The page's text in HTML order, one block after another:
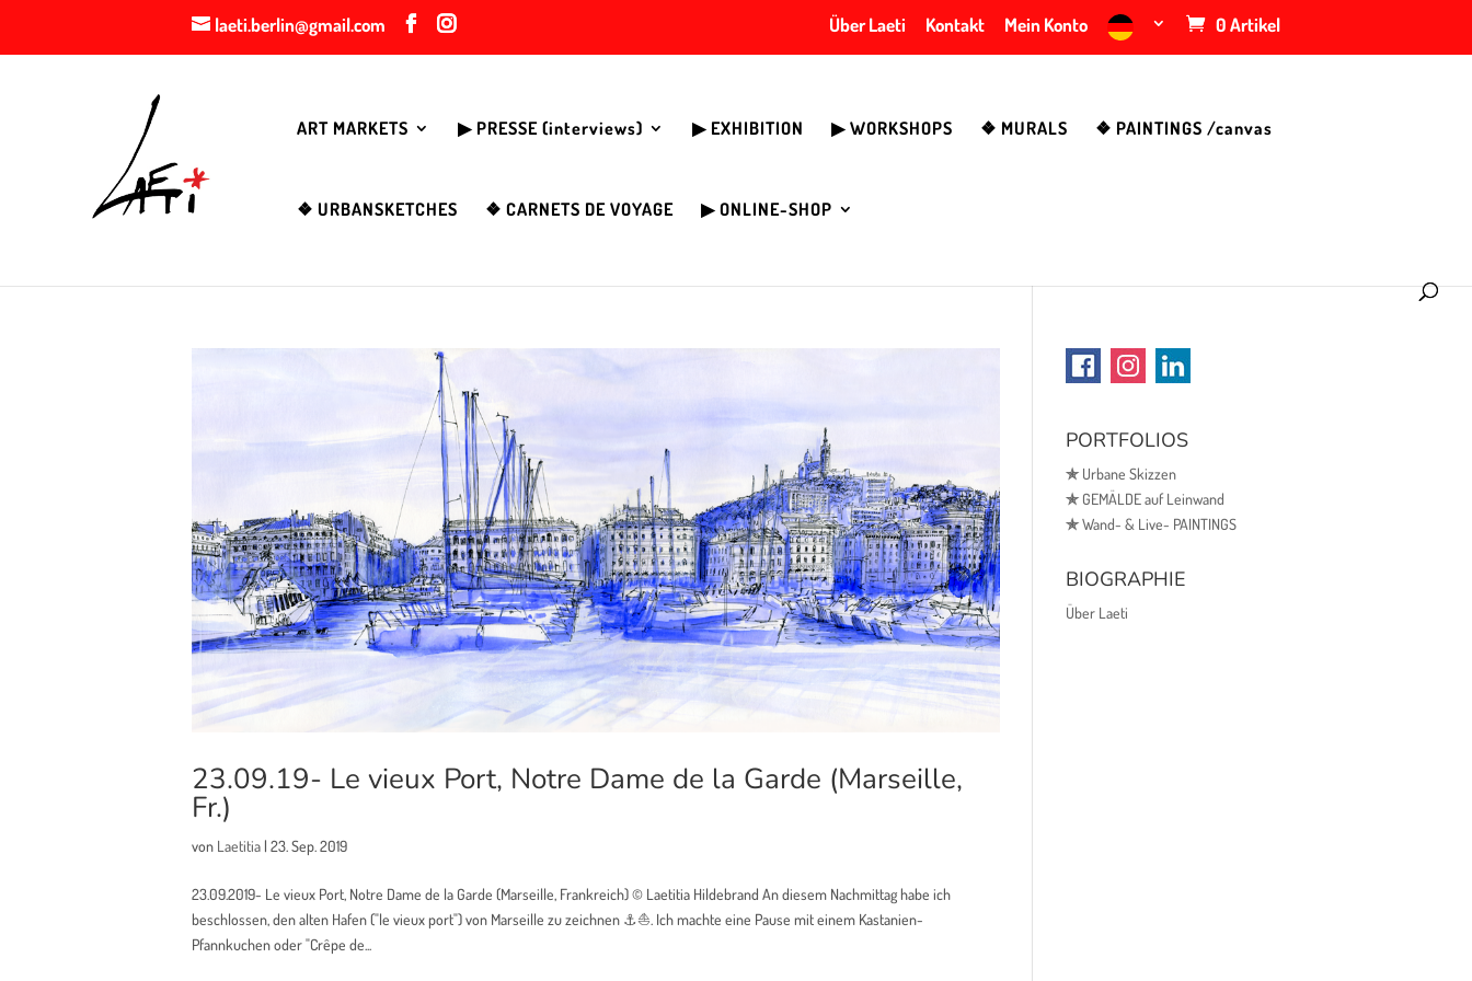
laeti.berlin@gmail.com Über Laeti Kontakt Mein Konto 0 Artikel
ART MARKETS ▶︎ PRESSE (interviews) ▶︎ EXHIBITION ▶︎ WORKSHOPS ❖ MURALS ❖ PAINTINGS /canvas
❖ URBANSKETCHES ❖ CARNETS DE VOYAGE ▶︎ ONLINE-SHOP
23.09.19- Le vieux Port, Notre Dame de la Garde (Marseille,
Fr.)
von Laetitia | 23. Sep. 2019
23.09.2019- Le vieux Port, Notre Dame de la Garde (Marseille, Frankreich) © Laetitia Hildebrand An diesem Nachmittag habe ich
beschlossen, den alten Hafen ("le vieux port") von Marseille zu zeichnen ⚓⛵. Ich machte eine Pause mit einem Kastanien-
Pfannkuchen oder "Crêpe de...
PORTFOLIOS
✯Urbane Skizzen
✯GEMÄLDE auf Leinwand
✯Wand- & Live- PAINTINGS
BIOGRAPHIE
Über Laeti